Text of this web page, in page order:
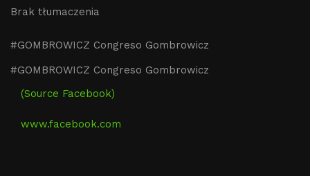
Brak tłumaczenia
#GOMBROWICZ Congreso Gombrowicz
#GOMBROWICZ Congreso Gombrowicz
(Source Facebook)
www.facebook.com